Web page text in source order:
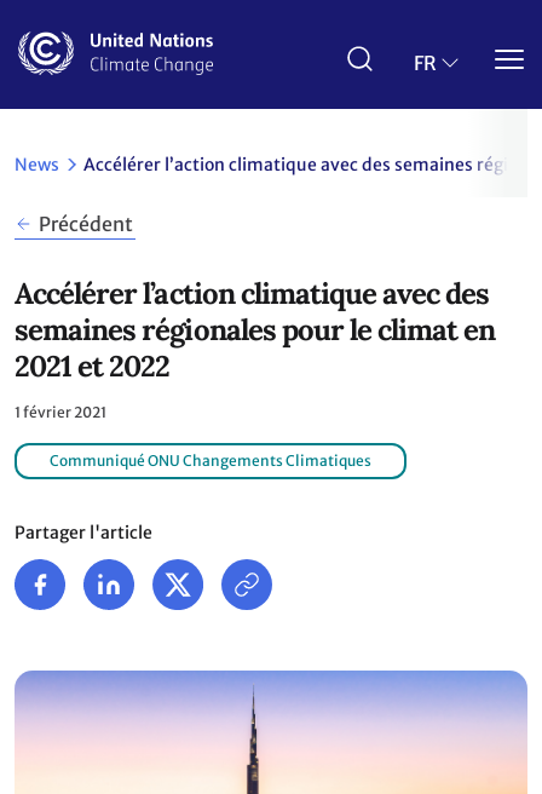
au
contenu
FR
News Accélérer l’action climatique avec des semaines
Précédent
Accélérer l’action climatique avec des
semaines régionales pour le climat en
2021 et 2022
1 février 2021
Communiqué ONU Changements Climatiques
Partager l'article